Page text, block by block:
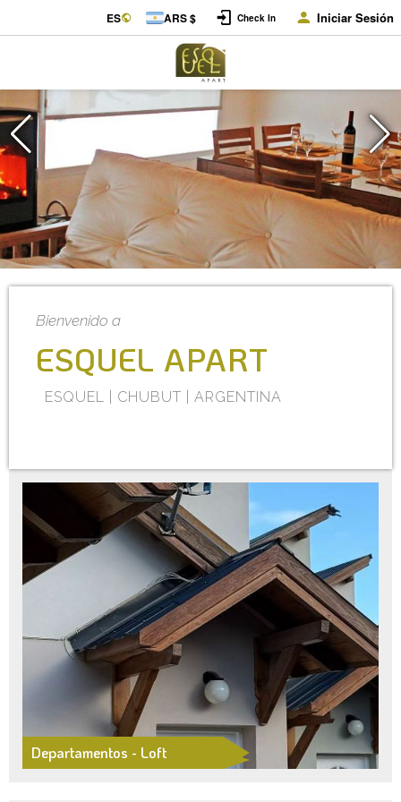
ES ARS $ Check In Iniciar Sesión
Bienvenido a
ESQUEL APART
ESQUEL | CHUBUT | ARGENTINA
Departamentos - Loft